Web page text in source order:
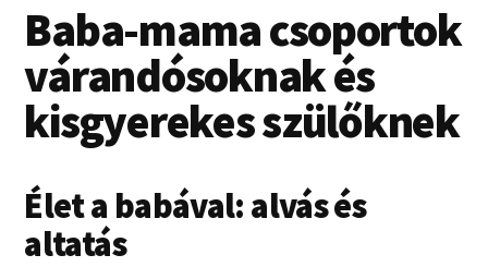
Baba-mama csoportok
várandósoknak és
kisgyerekes szülőknek
Élet a babával: alvás és
altatás